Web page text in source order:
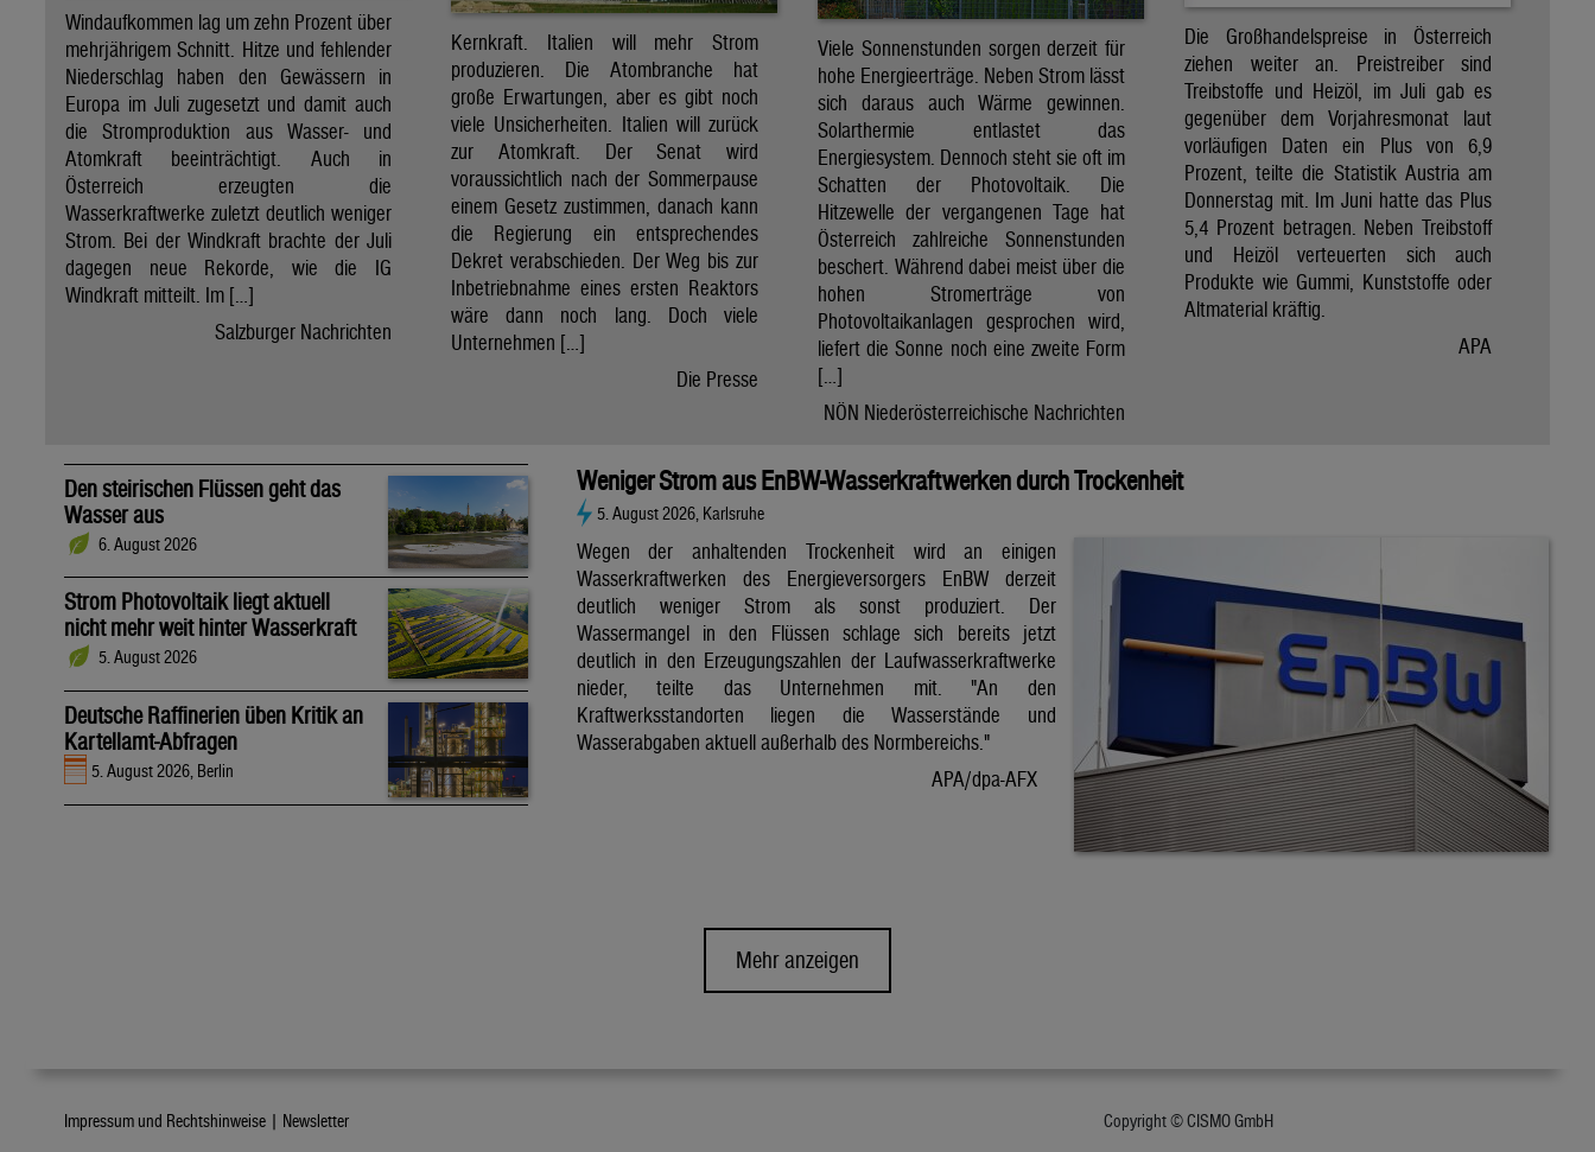
Windaufkommen lag um zehn Prozent über
mehrjährigem Schnitt. Hitze und fehlender
Niederschlag haben den Gewässern in
Europa im Juli zugesetzt und damit auch
die Stromproduktion aus Wasser- und
Atomkraft beeinträchtigt. Auch in
Österreich erzeugten die
Wasserkraftwerke zuletzt deutlich weniger
Strom. Bei der Windkraft brachte der Juli
dagegen neue Rekorde, wie die IG
Windkraft mitteilt. Im […]
Salzburger Nachrichten
Kernkraft. Italien will mehr Strom
produzieren. Die Atombranche hat
große Erwartungen, aber es gibt noch
viele Unsicherheiten. Italien will zurück
zur Atomkraft. Der Senat wird
voraussichtlich nach der Sommerpause
einem Gesetz zustimmen, danach kann
die Regierung ein entsprechendes
Dekret verabschieden. Der Weg bis zur
Inbetriebnahme eines ersten Reaktors
wäre dann noch lang. Doch viele
Unternehmen […]
Die Presse
Viele Sonnenstunden sorgen derzeit für
hohe Energieerträge. Neben Strom lässt
sich daraus auch Wärme gewinnen.
Solarthermie entlastet das
Energiesystem. Dennoch steht sie oft im
Schatten der Photovoltaik. Die
Hitzewelle der vergangenen Tage hat
Österreich zahlreiche Sonnenstunden
beschert. Während dabei meist über die
hohen Stromerträge von
Photovoltaikanlagen gesprochen wird,
liefert die Sonne noch eine zweite Form
[…]
NÖN Niederösterreichische Nachrichten
Die Großhandelspreise in Österreich
ziehen weiter an. Preistreiber sind
Treibstoffe und Heizöl, im Juli gab es
gegenüber dem Vorjahresmonat laut
vorläufigen Daten ein Plus von 6,9
Prozent, teilte die Statistik Austria am
Donnerstag mit. Im Juni hatte das Plus
5,4 Prozent betragen. Neben Treibstoff
und Heizöl verteuerten sich auch
Produkte wie Gummi, Kunststoffe oder
Altmaterial kräftig.
APA
Den steirischen Flüssen geht das
Wasser aus
6. August 2026
Strom Photovoltaik liegt aktuell
nicht mehr weit hinter Wasserkraft
5. August 2026
Deutsche Raffinerien üben Kritik an
Kartellamt-Abfragen
5. August 2026, Berlin
Weniger Strom aus EnBW-Wasserkraftwerken durch Trockenheit
5. August 2026, Karlsruhe
Wegen der anhaltenden Trockenheit wird an einigen
Wasserkraftwerken des Energieversorgers EnBW derzeit
deutlich weniger Strom als sonst produziert. Der
Wassermangel in den Flüssen schlage sich bereits jetzt
deutlich in den Erzeugungszahlen der Laufwasserkraftwerke
nieder, teilte das Unternehmen mit. "An den
Kraftwerksstandorten liegen die Wasserstände und
Wasserabgaben aktuell außerhalb des Normbereichs."
APA/dpa-AFX
Mehr anzeigen
Impressum und Rechtshinweise | Newsletter Copyright © CISMO GmbH